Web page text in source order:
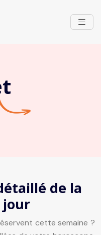
de la
jour
cette semaine ?